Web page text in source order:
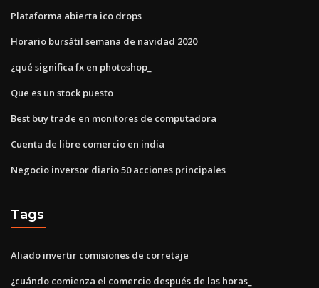
Plataforma abierta ico drops
Horario bursátil semana de navidad 2020
¿qué significa fx en photoshop_
Que es un stock puesto
Best buy trade en monitores de computadora
Cuenta de libre comercio en india
Negocio inversor diario 50 acciones principales
Tags
Aliado invertir comisiones de corretaje
¿cuándo comienza el comercio después de las horas_